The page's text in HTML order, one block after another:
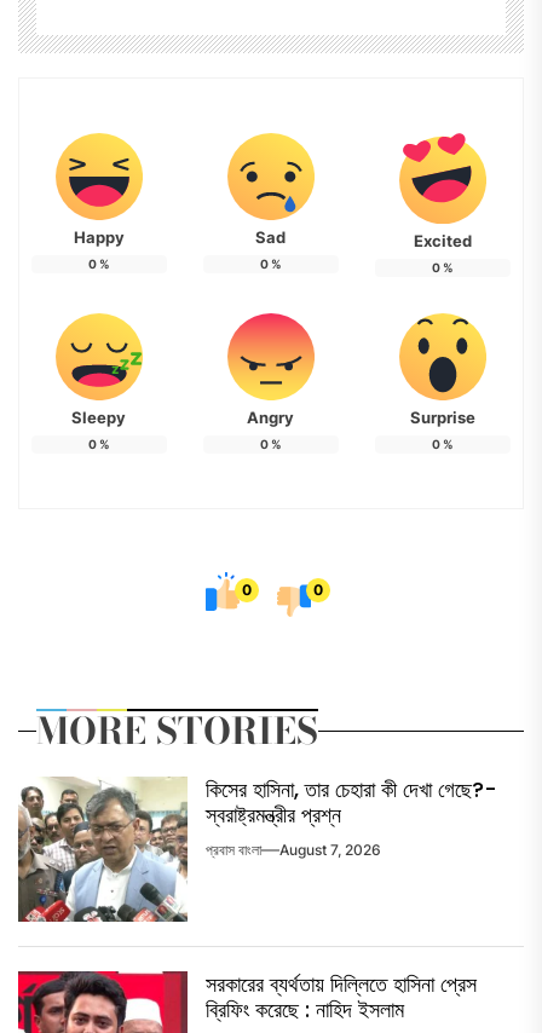
Happy
0%
Sad
0%
Excited
0%
Sleepy
0%
Angry
0%
Surprise
0%
0 0
MORE STORIES
কিসের হাসিনা, তার চেহারা কী দেখা গেছে?-
স্বরাষ্ট্রমন্ত্রীর প্রশ্ন
প্রবাস বাংলা August 7, 2026
সরকারের ব্যর্থতায় দিল্লিতে হাসিনা প্রেস
ব্রিফিং করেছে : নাহিদ ইসলাম